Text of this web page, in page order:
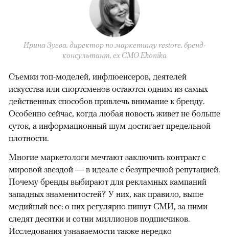
Ирина Зуева, директор по маркетингу restore, бренд-
консультант, eх CMO Ekonika
Съемки топ-моделей, инфлюенсеров, деятелей
искусства или спортсменов остаются одним из самых
действенных способов привлечь внимание к бренду.
Особенно сейчас, когда любая новость живет не больше
суток, а информационный шум достигает предельной
плотности.
Многие маркетологи мечтают заключить контракт с
мировой звездой — в идеале с безупречной репутацией.
Почему бренды выбирают для рекламных кампаний
западных знаменитостей? У них, как правило, выше
медийный вес: о них регулярно пишут СМИ, за ними
следят десятки и сотни миллионов подписчиков.
Исследования узнаваемости также нередко